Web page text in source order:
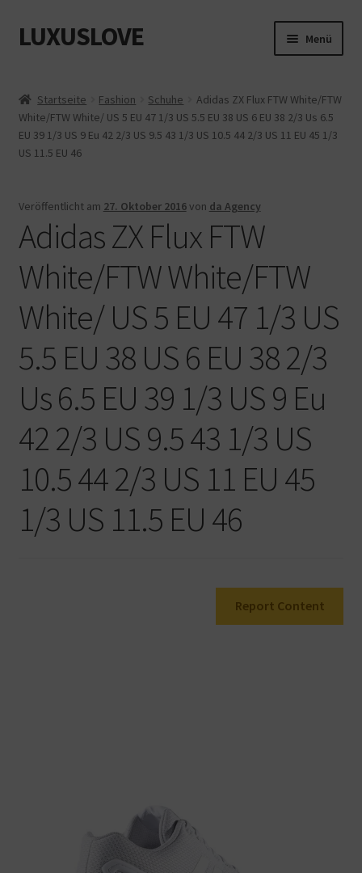
Zur
Navigation
Zum
Inhalt
LUXUSLOVE Menü
Cookie-Richtlinie (EU)
Impressum
Kasse
Mein Konto
Shop
Startseite Fashion Schuhe
Adidas ZX Flux FTW White/FTW
White/FTW White/ US 5 EU 47 1/3 US 5.5 EU 38 US 6 EU 38 2/3 Us 6.5
EU 39 1/3 US 9 Eu 42 2/3 US 9.5 43 1/3 US 10.5 44 2/3 US 11 EU 45 1/3
US 11.5 EU 46
Veröffentlicht am 27. Oktober 2016von da Agency
Adidas ZX Flux FTW
White/FTW White/FTW
White/ US 5 EU 47 1/3 US
5.5 EU 38 US 6 EU 38 2/3
Us 6.5 EU 39 1/3 US 9 Eu
42 2/3 US 9.5 43 1/3 US
10.5 44 2/3 US 11 EU 45
1/3 US 11.5 EU 46
Report Content